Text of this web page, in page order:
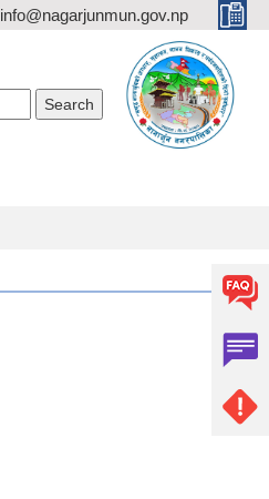
info@nagarjunmun.gov.np